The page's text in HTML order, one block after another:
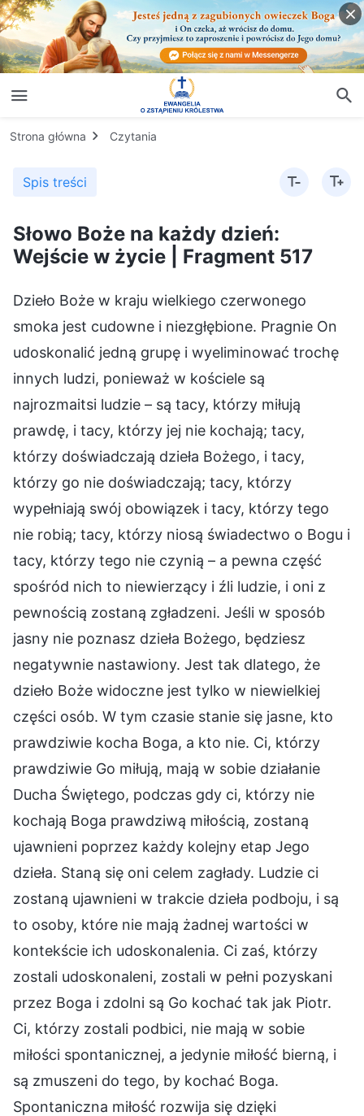
Strona główna Czytania
Spis treści
Słowo Boże na każdy dzień:
Wejście w życie | Fragment 517
Dzieło Boże w kraju wielkiego czerwonego
smoka jest cudowne i niezgłębione. Pragnie On
udoskonalić jedną grupę i wyeliminować trochę
innych ludzi, ponieważ w kościele są
najrozmaitsi ludzie – są tacy, którzy miłują
prawdę, i tacy, którzy jej nie kochają; tacy,
którzy doświadczają dzieła Bożego, i tacy,
którzy go nie doświadczają; tacy, którzy
wypełniają swój obowiązek i tacy, którzy tego
nie robią; tacy, którzy niosą świadectwo o Bogu i
tacy, którzy tego nie czynią – a pewna część
spośród nich to niewierzący i źli ludzie, i oni z
pewnością zostaną zgładzeni. Jeśli w sposób
jasny nie poznasz dzieła Bożego, będziesz
negatywnie nastawiony. Jest tak dlatego, że
dzieło Boże widoczne jest tylko w niewielkiej
części osób. W tym czasie stanie się jasne, kto
prawdziwie kocha Boga, a kto nie. Ci, którzy
prawdziwie Go miłują, mają w sobie działanie
Ducha Świętego, podczas gdy ci, którzy nie
kochają Boga prawdziwą miłością, zostaną
ujawnieni poprzez każdy kolejny etap Jego
dzieła. Staną się oni celem zagłady. Ludzie ci
zostaną ujawnieni w trakcie dzieła podboju, i są
to osoby, które nie mają żadnej wartości w
kontekście ich udoskonalenia. Ci zaś, którzy
zostali udoskonaleni, zostali w pełni pozyskani
przez Boga i zdolni są Go kochać tak jak Piotr.
Ci, którzy zostali podbici, nie mają w sobie
miłości spontanicznej, a jedynie miłość bierną, i
są zmuszeni do tego, by kochać Boga.
Spontaniczna miłość rozwija się dzięki